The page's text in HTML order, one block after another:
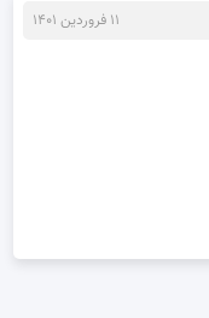
۱۱ فروردین ۱۴۰۱